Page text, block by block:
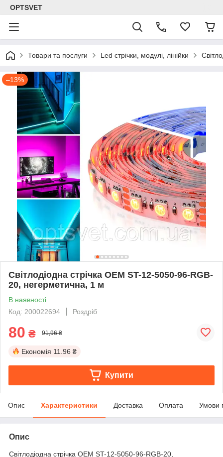
OPTSVET
Товари та послуги Led стрічки, модулі, лінійки
–13%
Світлодіодна стрічка OEM ST-12-5050-96-RGB-
20, негерметична, 1 м
В наявності
Код: 200022694
Роздріб
80 ₴ 91,96 ₴
Економія 11.96 ₴
Купити
Опис Характеристики Доставка Оплата Умови
Опис
Світлодіодна стрічка OEM ST-12-5050-96-RGB-20,